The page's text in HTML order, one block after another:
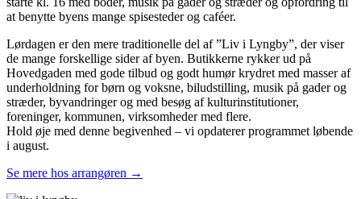
at benytte byens mange spisesteder og caféer.
Lørdagen er den mere traditionelle del af ”Liv i Lyngby”, der viser
de mange forskellige sider af byen. Butikkerne rykker ud på
Hovedgaden med gode tilbud og godt humør krydret med masser af
underholdning for børn og voksne, biludstilling, musik på gader og
stræder, byvandringer og med besøg af kulturinstitutioner,
foreninger, kommunen, virksomheder med flere.
Hold øje med denne begivenhed – vi opdaterer programmet løbende
i august.
Se mere hos arrangøren →